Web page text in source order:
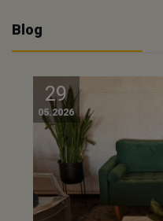
Blog
29
05.2026